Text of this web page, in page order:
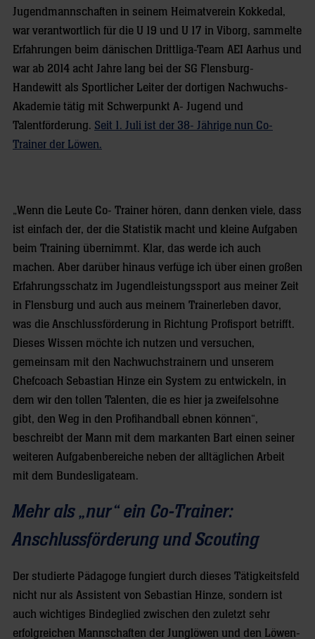
Jugendmannschaften in seinem Heimatverein Kokkedal,
war verantwortlich für die U 19 und U 17 in Viborg, sammelte
Erfahrungen beim dänischen Drittliga-Team AEI Aarhus und
war ab 2014 acht Jahre lang bei der SG Flensburg-
Handewitt als Sportlicher Leiter der dortigen Nachwuchs-
Akademie tätig mit Schwerpunkt A- Jugend und
Talentförderung. Seit 1. Juli ist der 38- Jährige nun Co-
Trainer der Löwen.
„Wenn die Leute Co- Trainer hören, dann denken viele, dass
ist einfach der, der die Statistik macht und kleine Aufgaben
beim Training übernimmt. Klar, das werde ich auch
machen. Aber darüber hinaus verfüge ich über einen großen
Erfahrungsschatz im Jugendleistungssport aus meiner Zeit
in Flensburg und auch aus meinem Trainerleben davor,
was die Anschlussförderung in Richtung Profisport betrifft.
Dieses Wissen möchte ich nutzen und versuchen,
gemeinsam mit den Nachwuchstrainern und unserem
Chefcoach Sebastian Hinze ein System zu entwickeln, in
dem wir den tollen Talenten, die es hier ja zweifelsohne
gibt, den Weg in den Profihandball ebnen können“,
beschreibt der Mann mit dem markanten Bart einen seiner
weiteren Aufgabenbereiche neben der alltäglichen Arbeit
mit dem Bundesligateam.
Mehr als „nur“ ein Co-Trainer:
Anschlussförderung und Scouting
Der studierte Pädagoge fungiert durch dieses Tätigkeitsfeld
nicht nur als Assistent von Sebastian Hinze, sondern ist
auch wichtiges Bindeglied zwischen den zuletzt sehr
erfolgreichen Mannschaften der Junglöwen und den Löwen-